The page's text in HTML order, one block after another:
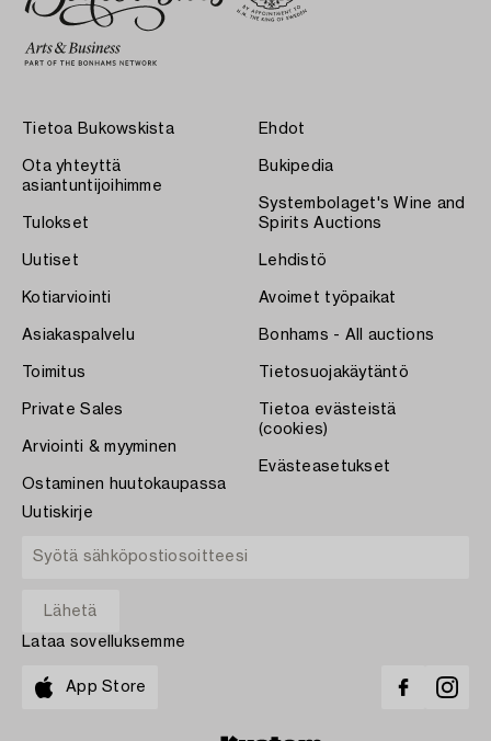
Tietoa Bukowskista
Ota yhteyttä
asiantuntijoihimme
Tulokset
Uutiset
Kotiarviointi
Asiakaspalvelu
Toimitus
Private Sales
Arviointi & myyminen
Ostaminen huutokaupassa
Ehdot
Bukipedia
Systembolaget's Wine and
Spirits Auctions
Lehdistö
Avoimet työpaikat
Bonhams - All auctions
Tietosuojakäytäntö
Tietoa evästeistä
(cookies)
Evästeasetukset
Uutiskirje
Lataa sovelluksemme
App Store